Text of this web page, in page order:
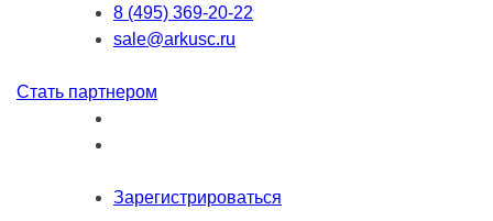
8 (495) 369-20-22
sale@arkusc.ru
Стать партнером
Зарегистрироваться